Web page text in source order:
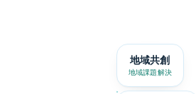
地域共創
地域課題解決